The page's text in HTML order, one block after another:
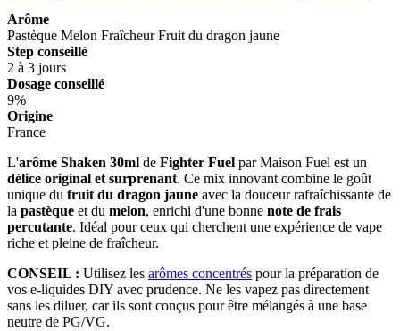
Arôme
Pastèque Melon FraîcheurFruit du dragon jaune
Step conseillé
2 à 3 jours
Dosage conseillé
9%
Origine
France
L'arôme Shaken 30ml de Fighter Fuel par Maison Fuel est un
délice original et surprenant. Ce mix innovant combine le goût
unique du fruit du dragon jaune avec la douceur rafraîchissante de
la pastèque et du melon, enrichi d'une bonne note de frais
percutante. Idéal pour ceux qui cherchent une expérience de vape
riche et pleine de fraîcheur.
CONSEIL : Utilisez les arômes concentrés pour la préparation de
vos e-liquides DIY avec prudence. Ne les vapez pas directement
sans les diluer, car ils sont conçus pour être mélangés à une base
neutre de PG/VG.